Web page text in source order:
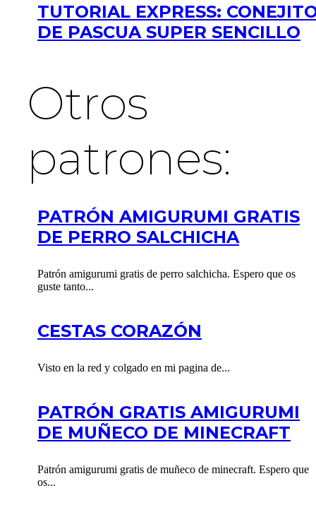
TUTORIAL EXPRESS:
DE PASCUA SUPER SENCILLO
Otros
patrones:
PATRÓN AMIGURUMI GRATIS
DE PERRO SALCHICHA
Patrón amigurumi gratis de perro salchicha. Espero que os
guste tanto...
CESTAS CORAZÓN
Visto en la red y colgado en mi pagina de...
PATRÓN GRATIS AMIGURUMI
DE MUÑECO DE MINECRAFT
Patrón amigurumi gratis de muñeco de minecraft. Espero que
os...